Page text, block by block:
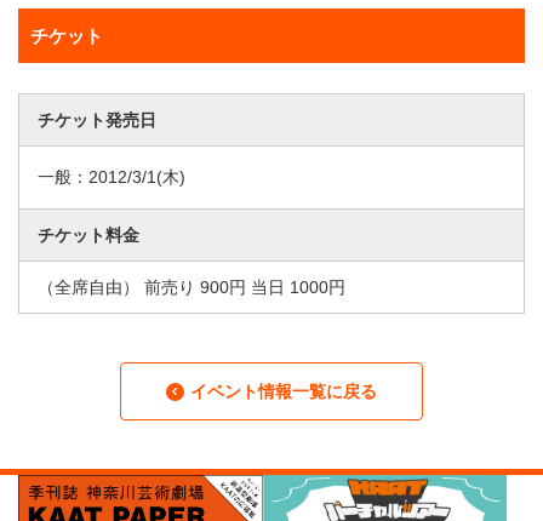
チケット
チケット発売日
一般： 2012/3/1(木)
チケット料金
（全席自由） 前売り 900円 当日 1000円
イベント情報一覧に戻る